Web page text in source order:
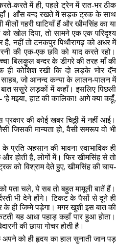
करते में ही,पहले ट्रेन में रात-भर ठीक
आँस बन्द रखते में सड़क ट्रक के साथ
गहरी घाटियाँ हैं और खीमसिंह का या
खोल दिया,तो सामने एक एक परिदृश्य
है,नहीं तो टनकपुर पिथौरागढ़ को अधर में
की एक-एक छवि को याद करते रहो।
बिलकुल बन्दर के डीगरे की तरह माँ की
ही कोशिश रखी कि दो लड़के'मोर दॅन
साहब,जो आनन्द कन्या के लालन-पालन में
ससुरे लड़कों में कहाँ। इसलिए पिछली
'हे मइया,हाट की कालिका! आगे क्या कहूँ,
की कोई खबर चिठ्ठी में नहीं आई।
जिसकी मान्यता हो,वैसी समरूप वो भी
अहसान की भावना स्वाभाविक ही
और होती है,लोगों में। फिर खीमसिंह से तो
को विश्राम देते हुए,खीमसिंह की चाय-
पता चले,ये सब तो बहुत मामूली बातें हैं।
भी देने होंगे। टिकट के पैसों से दूने ही
के ही जिम्मे पड़ेगा। मगर खुशी इस बात की
यह आधा पहाड़ कहाँ पार हुआ होता।
की छाया गोचर होती है।
को ही हृदय का हाल सुनाती जान पड़